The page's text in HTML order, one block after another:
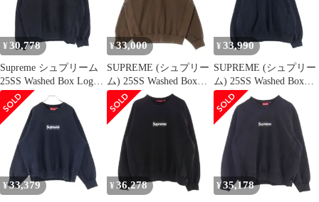
【中古】
¥ 30,778
Supreme シュプリーム
25SS Washed Box Logo
Crewneck ウォッシュ加
工 ボックスロゴ クルー
ネック スウェット ブラ
ック系 XL【中古】
¥33,000
SUPREME (シュプリー
ム) 25SS Washed Box
Logo Crewneck ウォッ
シュド ボックスロゴ ス
ウェット トレーナー ブ
ラウン
¥ 33,990
SUPREME (シュプリー
ム) 25SS Washed Box
Logo Crewneck ウォッ
シュド ボックスロゴ ク
ルーネックスウェット
シャツ トレーナー ブラ
ック
¥33,379 ¥ 36,278 ¥35,178